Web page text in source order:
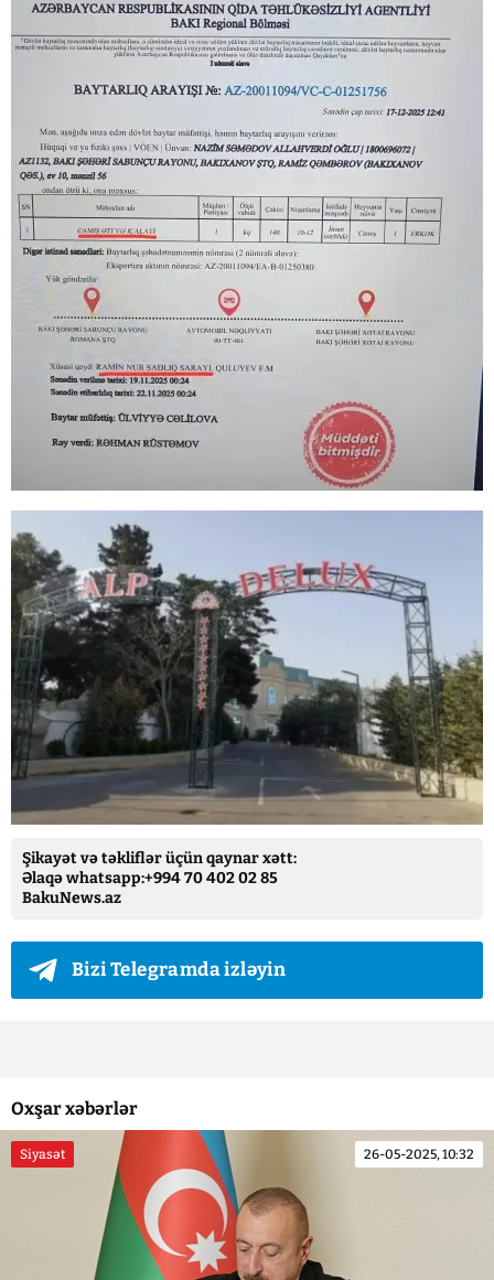
Şikayət və təkliflər üçün qaynar xətt:
Əlaqə whatsapp:+994 70 402 02 85
BakuNews.az
Bizi Telegramda izləyin
Oxşar xəbərlər
Siyasət 26-05-2025, 10:32